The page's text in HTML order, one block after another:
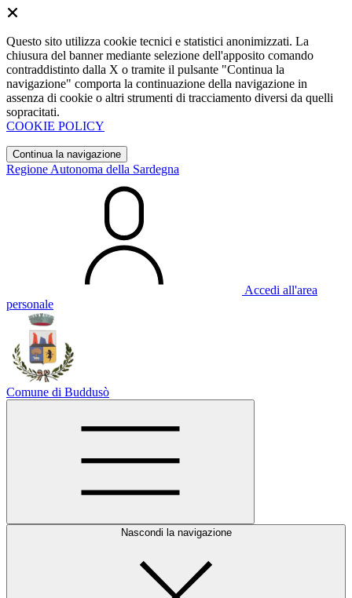
Questo sito utilizza cookie tecnici e statistici anonimizzati. La
chiusura del banner mediante selezione dell'apposito comando
contraddistinto dalla X o tramite il pulsante "Continua la
navigazione" comporta la continuazione della navigazione in
assenza di cookie o altri strumenti di tracciamento diversi da quelli
sopracitati.
COOKIE POLICY
Continua la navigazione
Regione Autonoma della Sardegna
Accedi all'area
personale
Comune di Buddusò
Nascondi la navigazione